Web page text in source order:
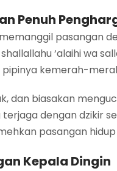
Penuh
pasangan
‘alaihi wa
pipinya kemerah-
dan biasakan
dengan dzikir
pasangan hidup
Kepala Dingin